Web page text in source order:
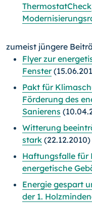
ThermostatCheck
zumeist jüngere
Flyer zur
Fenster
Pakt für
Förderung des
Sanierens
Witterung
stark (22.12.2010)
Haftungsfalle für
energetische
Energie gespart
der 1.